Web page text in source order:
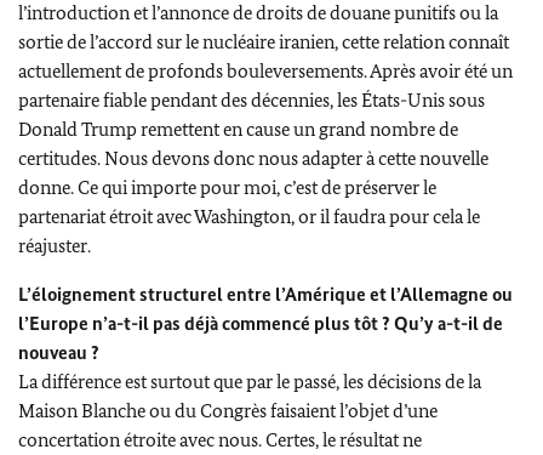
l’introduction et l’annonce de droits de douane punitifs ou la
sortie de l’accord sur le nucléaire iranien, cette relation connaît
actuellement de profonds bouleversements. Après avoir été un
partenaire fiable pendant des décennies, les États-Unis sous
Donald Trump remettent en cause un grand nombre de
certitudes. Nous devons donc nous adapter à cette nouvelle
donne. Ce qui importe pour moi, c’est de préserver le
partenariat étroit avec Washington, or il faudra pour cela le
réajuster.
L’éloignement structurel entre l’Amérique et l’Allemagne ou
l’Europe n’a-t-il pas déjà commencé plus tôt ? Qu’y a-t-il de
nouveau ?
La différence est surtout que par le passé, les décisions de la
Maison Blanche ou du Congrès faisaient l’objet d’une
concertation étroite avec nous. Certes, le résultat ne